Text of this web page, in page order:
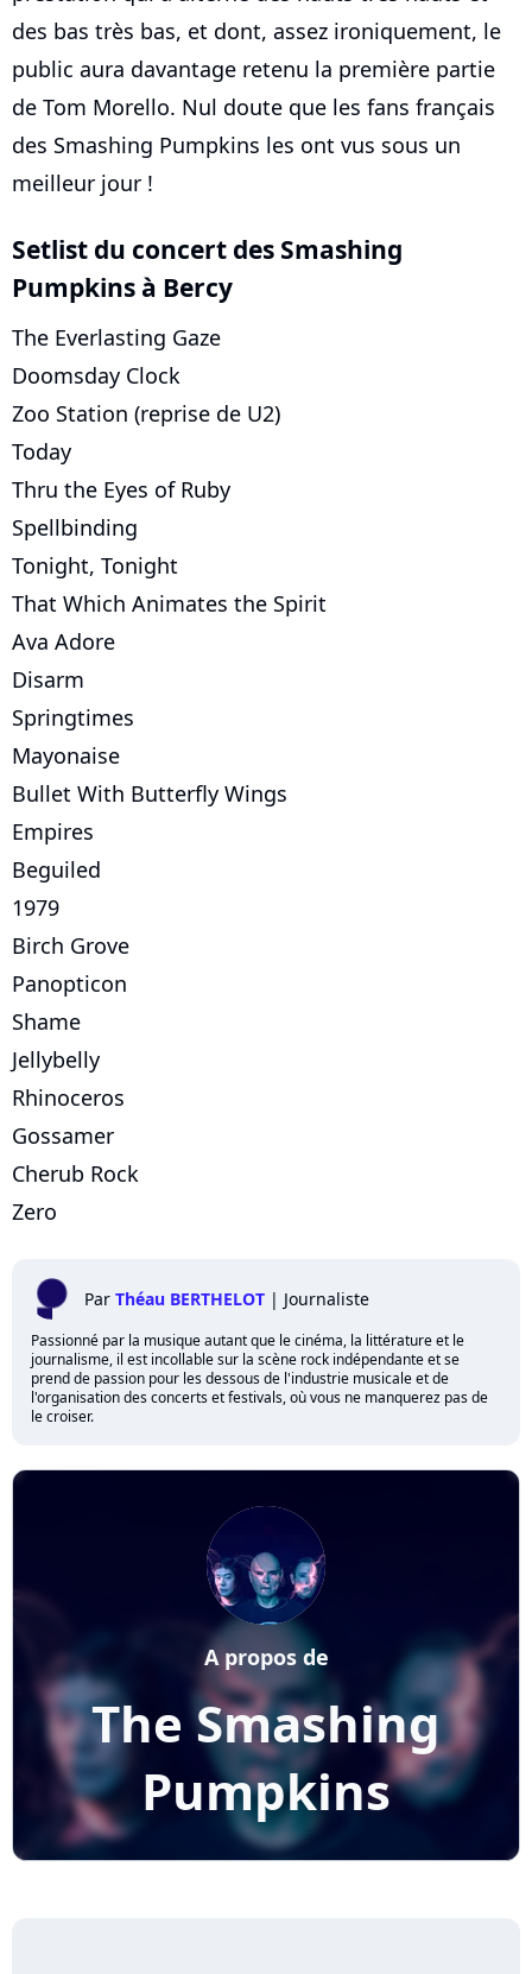
des bas très bas, et dont, assez ironiquement, le
public aura davantage retenu la première partie
de Tom Morello. Nul doute que les fans français
des Smashing Pumpkins les ont vus sous un
meilleur jour !
Setlist du concert des Smashing
Pumpkins à Bercy
The Everlasting Gaze
Doomsday Clock
Zoo Station (reprise de U2)
Today
Thru the Eyes of Ruby
Spellbinding
Tonight, Tonight
That Which Animates the Spirit
Ava Adore
Disarm
Springtimes
Mayonaise
Bullet With Butterfly Wings
Empires
Beguiled
1979
Birch Grove
Panopticon
Shame
Jellybelly
Rhinoceros
Gossamer
Cherub Rock
Zero
Par Théau BERTHELOT | Journaliste
Passionné par la musique autant que le cinéma, la littérature et le
journalisme, il est incollable sur la scène rock indépendante et se
prend de passion pour les dessous de l'industrie musicale et de
l'organisation des concerts et festivals, où vous ne manquerez pas de
le croiser.
The Smashing
Pumpkins
A propos de